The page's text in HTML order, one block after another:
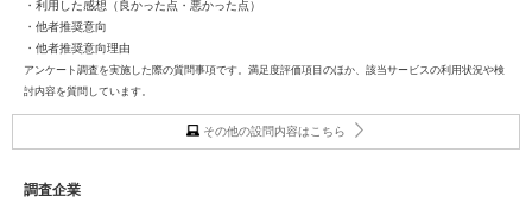
・利用した感想（良かった点・悪かった点）
・他者推奨意向
・他者推奨意向理由
アンケート調査を実施した際の質問事項です。満足度評価項目のほか、該当サービスの利用状況や検
討内容を質問しています。
その他の設問内容はこちら
調査企業